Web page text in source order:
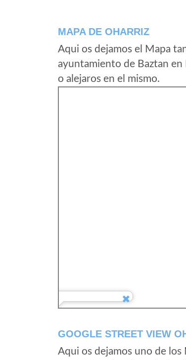
MAPA DE OHARRIZ
Aqui os dejamos el Mapa
ayuntamiento de Baztan en
o alejaros en el mismo.
GOOGLE STREET VIEW
Aqui os dejamos uno de los